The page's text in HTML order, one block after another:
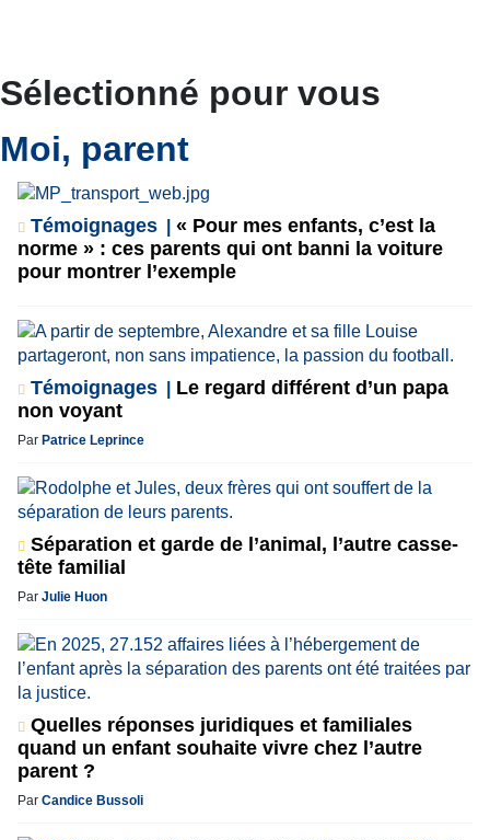
Sélectionné pour vous
Moi, parent
Témoignages
« Pour mes enfants, c’est la
norme » : ces parents qui ont banni la voiture
pour montrer l’exemple
Témoignages
Le regard différent d’un papa
non voyant
Par Patrice Leprince
Séparation et garde de l’animal, l’autre casse-
tête familial
Par Julie Huon
Quelles réponses juridiques et familiales
quand un enfant souhaite vivre chez l’autre
parent ?
Par Candice Bussoli